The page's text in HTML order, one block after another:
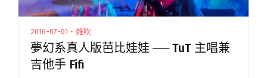
2016-07-01・雜吹
夢幻系真人版芭比娃娃 ── TuT 主唱兼
吉他手 Fifi